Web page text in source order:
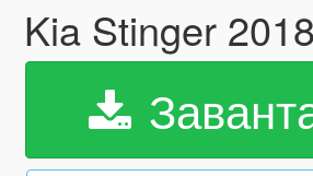
Kia Stinger